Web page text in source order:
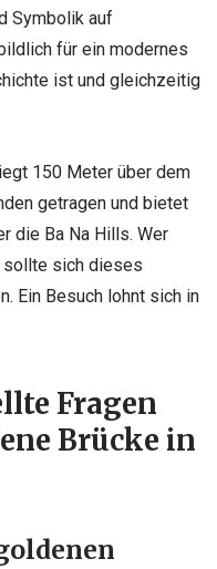
Symbolik auf
für ein modernes
ist und gleichzeitig
150 Meter über dem
getragen und bietet
die Ba Na Hills. Wer
sollte sich dieses
Ein Besuch lohnt sich in
Fragen
Brücke in